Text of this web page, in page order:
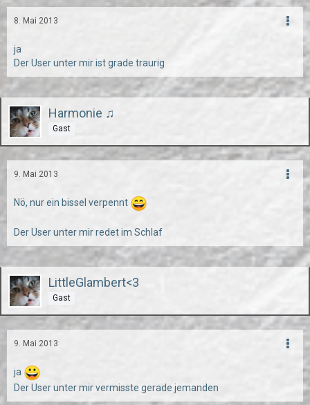
8. Mai 2013
ja
Der User unter mir ist grade traurig
Harmonie ♫
Gast
9. Mai 2013
Nö, nur ein bissel verpennt
Der User unter mir redet im Schlaf
LittleGlambert<3
Gast
9. Mai 2013
ja
Der User unter mir vermisste gerade jemanden